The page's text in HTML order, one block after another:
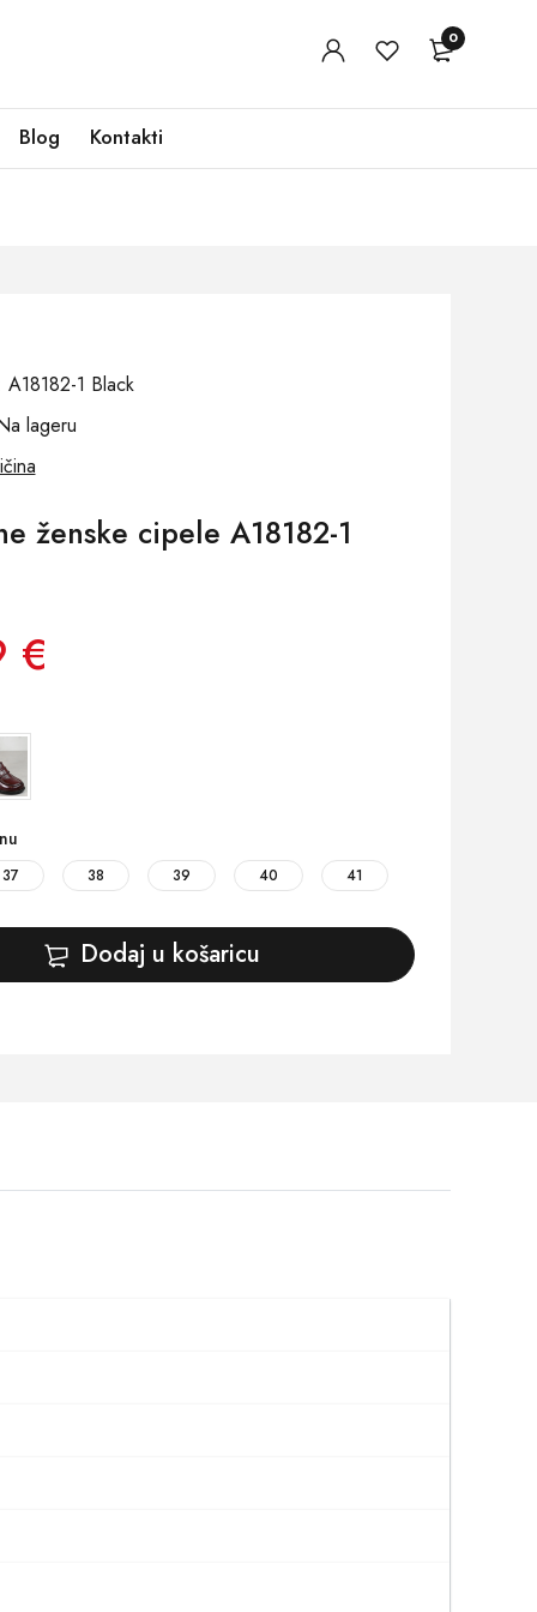
0
Blog Kontakti
A18182-1 Black
lageru
ženske cipele A18182-1
€
37 38 39 40 41
Dodaj u košaricu